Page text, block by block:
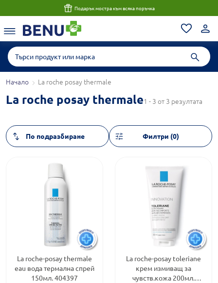
Подарък мостра към всяка поръчка
Начало La roche posay thermale
La roche posay thermale1 - 3 от 3 резултата
Филтри (0)
La roche-posay thermale
eau вода термална спрей
150мл. 404397
La roche-posay toleriane
крем измиващ за
чувств.кожа 200мл.